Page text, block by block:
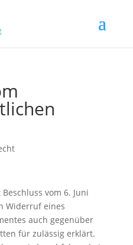
vom 6. Juni
Widerruf eines
auch gegenüber
für zulässig erklärt.